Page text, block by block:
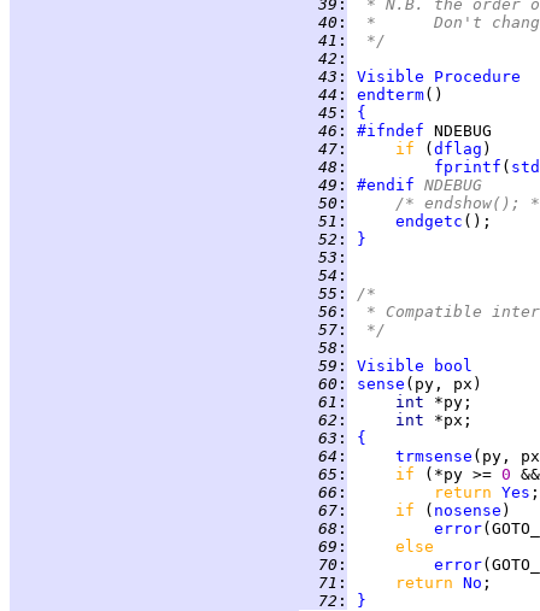
  39
:
* N.B. the order
  40
:
*      Don't
  41
:
*/
  42
:
  43
: Visible
Procedure
  44
: endterm
  45
:
{
  46
: #ifndef
  47
: if ( dflag
  48
: fprintf (
  49
: #endif NDEBUG
  50
:
/* endshow();
  51
: endgetc
  52
:
}
  53
:
  54
:
  55
:
/*
  56
:
* Compatible
  57
:
*/
  58
:
  59
: Visible
bool
  60
: sense
  61
: int
  62
: int
  63
:
{
  64
:
trmsense
  65
: if (*py >= 0
  66
: return Yes
  67
: if ( nosense
  68
:
error
  69
:
else
  70
:
error
  71
: return No
  72
: }